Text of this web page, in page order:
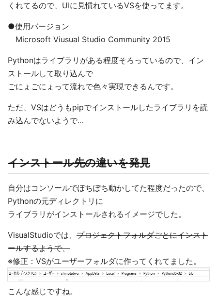
くれてるので、UIに見慣れているVSを使ってます。
●使用バージョン
Microsoft Viusual Studio Community 2015
Pythonはライブラリがある程度そろっているので、イン
ストールして取り込んで
ごにょごにょって流れで色々実現できるんです。
ただ、VSはどうもpipでインストールしたライブラリを読
み込んでないようで…
インストール先の違いを発見
自分はコンソールでぽちぽち動かしてた程度だったので、
Pythonの元ディレクトリに
ライブラリがインストールされるイメージでした。
VisualStudioでは、 プロジェクトフォルダごとにインスト
ールするようで、
※修正：VSがユーザーフォルダに作ってくれてました。
こんな感じですね。